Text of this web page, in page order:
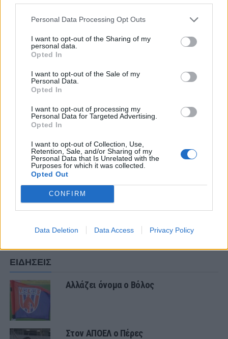
Personal Data Processing Opt Outs
I want to opt-out of the Sharing of my
personal data.
Opted In
I want to opt-out of the Sale of my
Personal Data.
Opted In
I want to opt-out of processing my
Personal Data for Targeted Advertising.
Opted In
I want to opt-out of Collection, Use,
Retention, Sale, and/or Sharing of my
Personal Data that Is Unrelated with the
Purposes for which it was collected.
Opted Out
CONFIRM
Data Deletion Data Access Privacy Policy
“Είμαι πολύ χαρούμενος για τον ερχομό μου
στην ομάδα του Καραισκάκη Άρτας. Ήρθα για
να βοηθήσω και να βοηθηθώ, τα υπόλοιπα στο
γήπεδο.” ήταν η πρώτη του δήλωση στο
γραφείο τύπου της ομάδας».
ΣΧΟΛΙΑΣΤΕ
ΤΜΗΜΑΤΑ ΥΠΟΔΟΜΗΣ
Ήττα για την Κ19 στην Κορυτσά-
Εξαιρετική η φιλοξενία των Αλβανών
ΠΑΝΑΙΤΩΛΙΚΟΣ
με Τρουά και Καλαμάτα
ΕΙΔΗΣΕΙΣ
Αλλάζει όνομα ο Βόλος
Στον ΑΠΟΕΛ ο Πέρες